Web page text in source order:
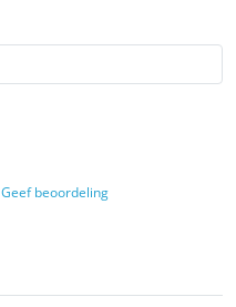
Geef beoordeling